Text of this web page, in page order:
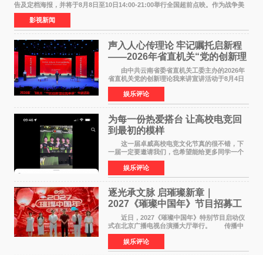
告及定档海报，并将于8月8日至10日14:00-21:00举行全国超前点映。作为战争美
食大片，影片讲述的是中国厨师徐福（沈腾
影视新闻
声入人心传理论 牢记嘱托启新程
——2026年省直机关“党的创新理
论我来讲”宣讲活动圆满落幕
由中共云南省委省直机关工委主办的2026年
省直机关党的创新理论我来讲宣讲活动于8月4日
至5日在昆明举办。活动以 "牢记嘱托 感恩奋进
开创云南发展新局面 "为主题，坚持以新时代中国
特色社会主义
娱乐评论
为每一份热爱搭台 让高校电竞回
到最初的模样
这一届卓威高校电竞文化节真的很不错，下
一届一定要邀请我们，也希望能给更多同学一个
来到现场的机会。 2026卓威高校电竞文化节
已经落下帷幕，在活动结束后，仍有不少高校电
竞社负责人和现
娱乐评论
逐光承文脉 启璀璨新章｜
2027《璀璨中国年》节目招募工
作圆满启动
近日，2027《璀璨中国年》特别节目启动仪
式在北京广播电视台演播大厅举行。 传播中
华优秀传统文化，弘扬纯正国风艺术，打造高规
格、高质感、正能量的文艺盛典，是璀璨中国年
矢志不渝的初心
娱乐评论